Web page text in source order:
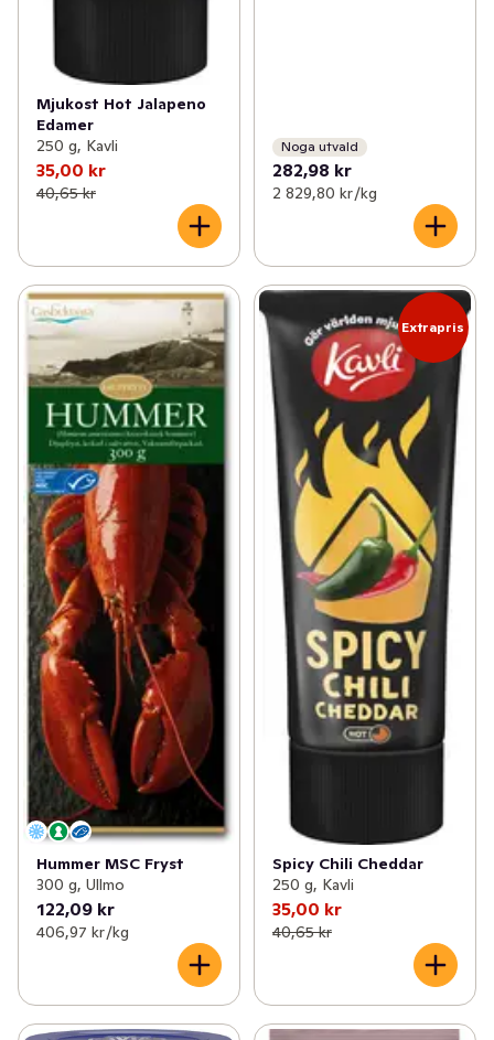
Mjukost Hot Jalapeno
Edamer
250 g, Kavli
35,00 kr
40,65 kr
Noga utvald
282,98 kr
2 829,80 kr /kg
Hummer MSC Fryst
300 g, Ullmo
122,09 kr
406,97 kr /kg
Extrapris
Spicy Chili Cheddar
250 g, Kavli
35,00 kr
40,65 kr